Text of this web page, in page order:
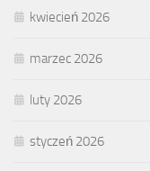
kwiecień 2026
marzec 2026
luty 2026
styczeń 2026